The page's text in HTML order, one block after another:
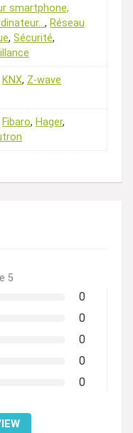
smartphone,
, Réseau
, Sécurité,
KNX, Z-wave
Fibaro, Hager,
5
0
0
0
0
0